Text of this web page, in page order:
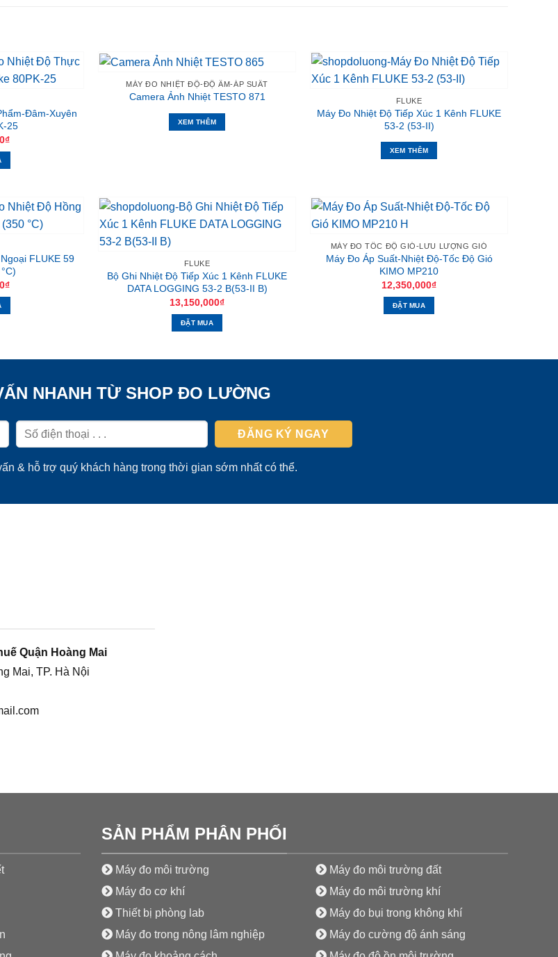
Đâm-Xuyên
25
₫
MÁY ĐO NHIỆT ĐỘ-ĐỘ ẨM-ÁP SUẤT
Camera Ảnh Nhiệt TESTO 871
XEM THÊM
FLUKE
Máy Đo Nhiệt Độ Tiếp Xúc 1 Kênh FLUKE
53-2 (53-II)
XEM THÊM
FLUKE 59
₫
FLUKE
Bộ Ghi Nhiệt Độ Tiếp Xúc 1 Kênh FLUKE
DATA LOGGING 53-2 B(53-II B)
13,150,000₫
ĐẶT MUA
MÁY ĐO TỐC ĐỘ GIÓ-LƯU LƯỢNG GIÓ
Máy Đo Áp Suất-Nhiệt Độ-Tốc Độ Gió
KIMO MP210
12,350,000₫
ĐẶT MUA
NHANH TỪ SHOP ĐO LƯỜNG
& hỗ trợ quý khách hàng trong thời gian sớm nhất có thể.
Quận Hoàng Mai
Mai, TP. Hà Nội
SẢN PHẨM PHÂN PHỐI
Máy đo môi trường
Máy đo cơ khí
Thiết bị phòng lab
Máy đo trong nông lâm nghiệp
Máy đo môi trường đất
Máy đo môi trường khí
Máy đo bụi trong không khí
Máy đo cường độ ánh sáng